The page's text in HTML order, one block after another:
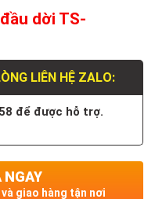
dời TS-
LIÊN HỆ ZALO:
để được hỗ trợ.
NGAY
giao hàng tận nơi